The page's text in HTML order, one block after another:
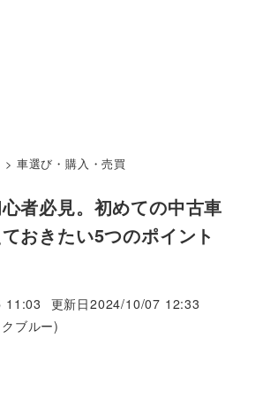
> 車選び・購入・売買
者必見。初めての中古車
おきたい5つのポイント
11:03 更新日2024/10/07 12:33
ブルー)